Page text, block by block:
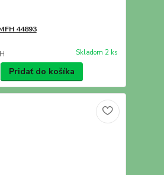
44893
Skladom 2 ks
Pridať do košíka